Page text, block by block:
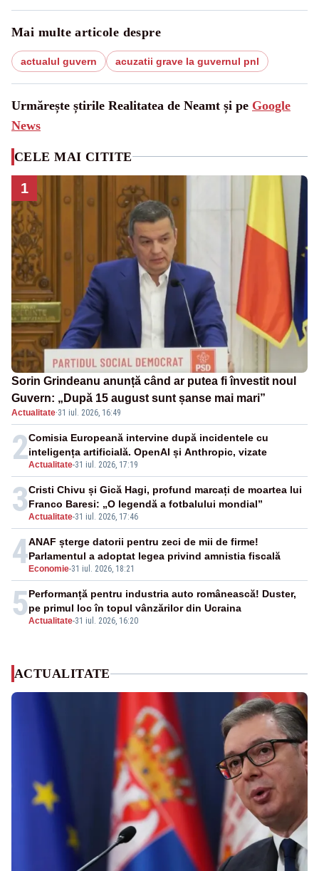
Mai multe articole despre
actualul guvern acuzatii grave la guvernul pnl
Urmărește știrile Realitatea de Neamt și pe Google
News
CELE MAI CITITE
1
Sorin Grindeanu anunță când ar putea fi învestit noul
Guvern: „După 15 august sunt șanse mai mari”
Actualitate·31 iul. 2026, 16:49
2Actualitate-31 iul. 2026, 17:19
Comisia Europeană intervine după incidentele cu
inteligența artificială. OpenAI și Anthropic, vizate
3Actualitate-31 iul. 2026, 17:46
Cristi Chivu și Gică Hagi, profund marcați de moartea lui
Franco Baresi: „O legendă a fotbalului mondial”
4 Economie-31 iul. 2026, 18:21
ANAF șterge datorii pentru zeci de mii de firme!
Parlamentul a adoptat legea privind amnistia fiscală
5Actualitate-31 iul. 2026, 16:20
Performanță pentru industria auto românească! Duster,
pe primul loc în topul vânzărilor din Ucraina
ACTUALITATE